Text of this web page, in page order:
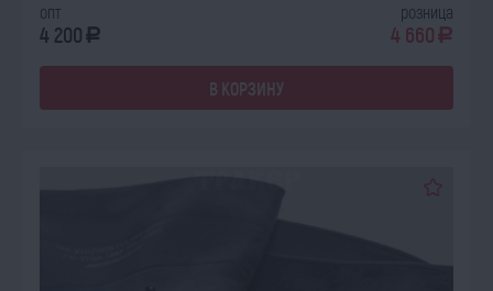
опт
4 200 a
розница
4 660 a
В КОРЗИНУ